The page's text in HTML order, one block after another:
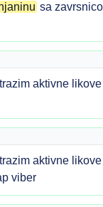
sa
aktivne
aktivne
viber